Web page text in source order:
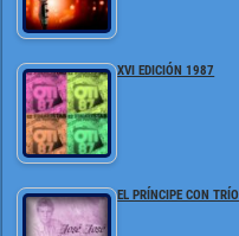
XVI EDICIÓN 1987
EL PRÍNCIPE CON TRÍO